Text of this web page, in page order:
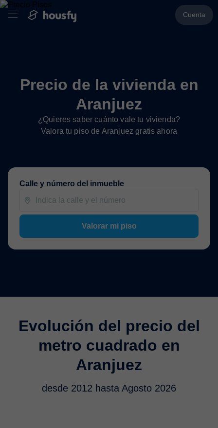
Cuenta
Precio de la vivienda en
Aranjuez
¿Quieres saber cuánto vale tu vivienda?
Valora tu piso de Aranjuez gratis ahora
Calle y número del inmueble
Valorar mi piso
Evolución del precio del
metro cuadrado en
Aranjuez
desde 2012 hasta Agosto 2026